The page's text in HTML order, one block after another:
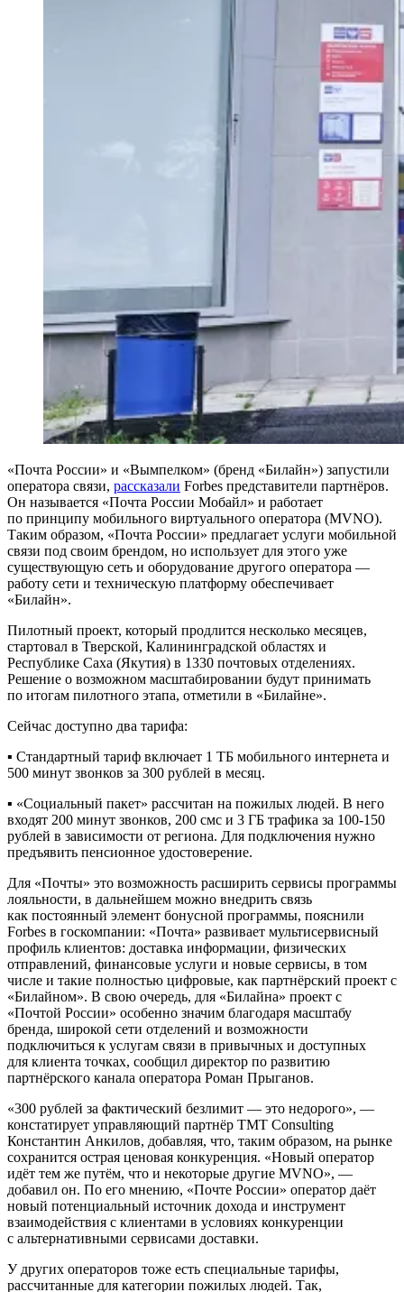
«Почта России» и «Вымпелком» (бренд «Билайн») запустили
оператора связи, рассказали Forbes представители партнёров.
Он называется «Почта России Мобайл» и работает
по принципу мобильного виртуального оператора (MVNO).
Таким образом, «Почта России» предлагает услуги мобильной
связи под своим брендом, но использует для этого уже
существующую сеть и оборудование другого оператора —
работу сети и техническую платформу обеспечивает
«Билайн».
Пилотный проект, который продлится несколько месяцев,
стартовал в Тверской, Калининградской областях и
Республике Саха (Якутия) в 1330 почтовых отделениях.
Решение о возможном масштабировании будут принимать
по итогам пилотного этапа, отметили в «Билайне».
Сейчас доступно два тарифа:
▪️ Стандартный тариф включает 1 ТБ мобильного интернета и
500 минут звонков за 300 рублей в месяц.
▪️ «Социальный пакет» рассчитан на пожилых людей. В него
входят 200 минут звонков, 200 смс и 3 ГБ трафика за 100-150
рублей в зависимости от региона. Для подключения нужно
предъявить пенсионное удостоверение.
Для «Почты» это возможность расширить сервисы программы
лояльности, в дальнейшем можно внедрить связь
как постоянный элемент бонусной программы, пояснили
Forbes в госкомпании: «Почта» развивает мультисервисный
профиль клиентов: доставка информации, физических
отправлений, финансовые услуги и новые сервисы, в том
числе и такие полностью цифровые, как партнёрский проект с
«Билайном». В свою очередь, для «Билайна» проект с
«Почтой России» особенно значим благодаря масштабу
бренда, широкой сети отделений и возможности
подключиться к услугам связи в привычных и доступных
для клиента точках, сообщил директор по развитию
партнёрского канала оператора Роман Прыганов.
«300 рублей за фактический безлимит — это недорого», —
констатирует управляющий партнёр TMT Consulting
Константин Анкилов, добавляя, что, таким образом, на рынке
сохранится острая ценовая конкуренция. «Новый оператор
идёт тем же путём, что и некоторые другие MVNO», —
добавил он. По его мнению, «Почте России» оператор даёт
новый потенциальный источник дохода и инструмент
взаимодействия с клиентами в условиях конкуренции
с альтернативными сервисами доставки.
У других операторов тоже есть специальные тарифы,
рассчитанные для категории пожилых людей. Так,